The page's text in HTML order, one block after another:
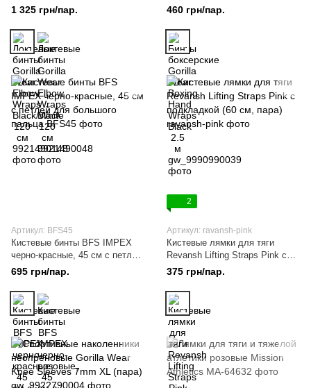
см
1 325 грн/пар. 460 грн/пар.
Артикул: BFS45
Кистевые бинты BFS IMPEX
черно-красные, 45 см с петлей
для большого пальца
695 грн/пар.
2
Артикул: ravansh-pink
Кистевые лямки для тяги
Revansh Lifting Straps Pink с
подкладкой (60 см, пара)
375 грн/пар.